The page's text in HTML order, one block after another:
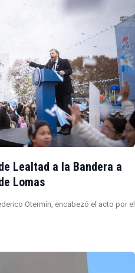
Lealtad a la Bandera a
Lomas
Otermín, encabezó el acto por el